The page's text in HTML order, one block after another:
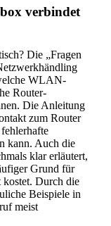
verbindet
Die „Fragen
WLAN-
Router-
Die Anleitung
zum Router
kann. Auch die
klar erläutert,
Grund für
kostet. Durch die
Beispiele in
meist